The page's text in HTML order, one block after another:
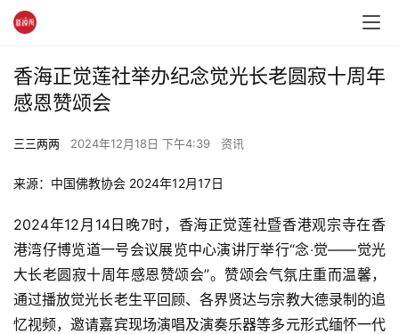
香海正觉莲社举办纪念觉光长老圆寂十周年
感恩赞颂会
三三两两 2024年12月18日 下午4:39 资讯
来源：中国佛教协会 2024年12月17日
2024年12月14日晚7时，香海正觉莲社暨香港观宗寺在香
港湾仔博览道一号会议展览中心演讲厅举行“念‧觉——觉光
大长老圆寂十周年感恩赞颂会”。赞颂会气氛庄重而温馨，
通过播放觉光长老生平回顾、各界贤达与宗教大德录制的追
忆视频，邀请嘉宾现场演唱及演奏乐器等多元形式缅怀一代